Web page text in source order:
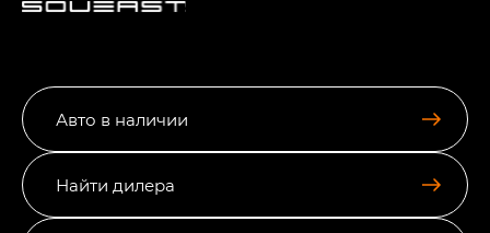
Авто в наличии
Найти дилера